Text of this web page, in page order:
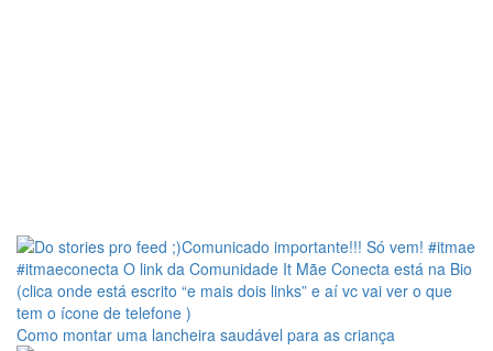
Como montar uma lancheira saudável para as criança